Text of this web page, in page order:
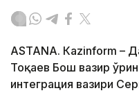
ASTANА. Каzinform –
Тоқаев Бош вазир
интеграция вазири